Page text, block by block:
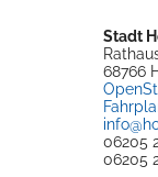
Stadt
68766
06205
06205